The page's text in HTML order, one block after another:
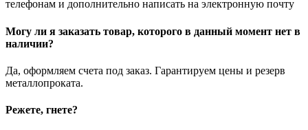
телефонам и дополнительно написать на электронную почту
Могу ли я заказать товар, которого в данный момент нет в
наличии?
Да, оформляем счета под заказ. Гарантируем цены и резерв
металлопроката.
Режете, гнете?